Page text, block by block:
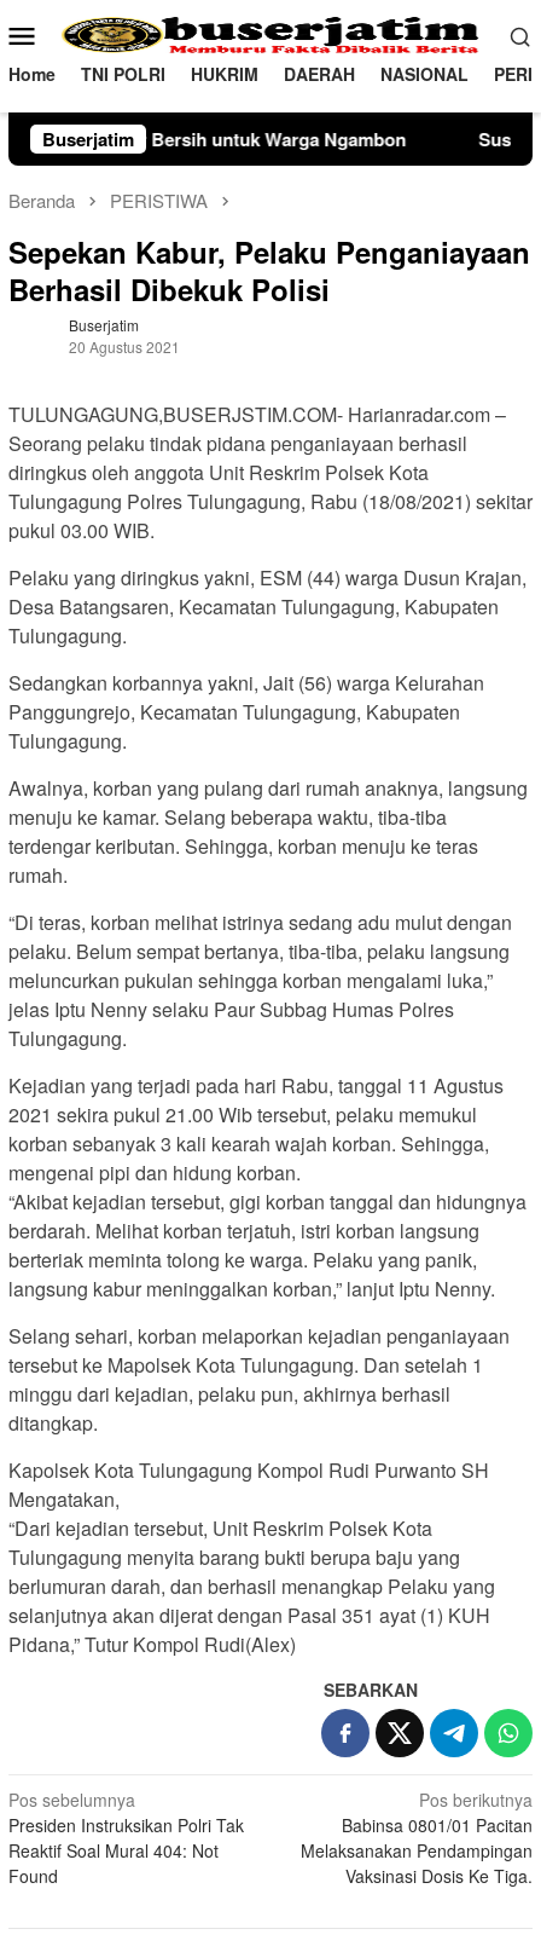
ke
konten
Menu
Mobile
Home TNI POLRI HUKRIM DAERAH NASIONAL
Buserjatim
untuk Warga Ngambon Susuri Jalanan Kota,
Beranda PERISTIWA
Sepekan Kabur, Pelaku Penganiayaan
Berhasil Dibekuk Polisi
Buserjatim
20 Agustus 2021
TULUNGAGUNG,BUSERJSTIM.COM- Harianradar.com –
Seorang pelaku tindak pidana penganiayaan berhasil
diringkus oleh anggota Unit Reskrim Polsek Kota
Tulungagung Polres Tulungagung, Rabu (18/08/2021) sekitar
pukul 03.00 WIB.
Pelaku yang diringkus yakni, ESM (44) warga Dusun Krajan,
Desa Batangsaren, Kecamatan Tulungagung, Kabupaten
Tulungagung.
Sedangkan korbannya yakni, Jait (56) warga Kelurahan
Panggungrejo, Kecamatan Tulungagung, Kabupaten
Tulungagung.
Awalnya, korban yang pulang dari rumah anaknya, langsung
menuju ke kamar. Selang beberapa waktu, tiba-tiba
terdengar keributan. Sehingga, korban menuju ke teras
rumah.
“Di teras, korban melihat istrinya sedang adu mulut dengan
pelaku. Belum sempat bertanya, tiba-tiba, pelaku langsung
meluncurkan pukulan sehingga korban mengalami luka,”
jelas Iptu Nenny selaku Paur Subbag Humas Polres
Tulungagung.
Kejadian yang terjadi pada hari Rabu, tanggal 11 Agustus
2021 sekira pukul 21.00 Wib tersebut, pelaku memukul
korban sebanyak 3 kali kearah wajah korban. Sehingga,
mengenai pipi dan hidung korban.
“Akibat kejadian tersebut, gigi korban tanggal dan hidungnya
berdarah. Melihat korban terjatuh, istri korban langsung
berteriak meminta tolong ke warga. Pelaku yang panik,
langsung kabur meninggalkan korban,” lanjut Iptu Nenny.
Selang sehari, korban melaporkan kejadian penganiayaan
tersebut ke Mapolsek Kota Tulungagung. Dan setelah 1
minggu dari kejadian, pelaku pun, akhirnya berhasil
ditangkap.
Kapolsek Kota Tulungagung Kompol Rudi Purwanto SH
Mengatakan,
“Dari kejadian tersebut, Unit Reskrim Polsek Kota
Tulungagung menyita barang bukti berupa baju yang
berlumuran darah, dan berhasil menangkap Pelaku yang
selanjutnya akan dijerat dengan Pasal 351 ayat (1) KUH
Pidana,” Tutur Kompol Rudi(Alex)
SEBARKAN
Navigasi
pos
Pos sebelumnya
Presiden Instruksikan Polri Tak
Reaktif Soal Mural 404: Not
Found
Pos berikutnya
Babinsa 0801/01 Pacitan
Melaksanakan Pendampingan
Vaksinasi Dosis Ke Tiga.